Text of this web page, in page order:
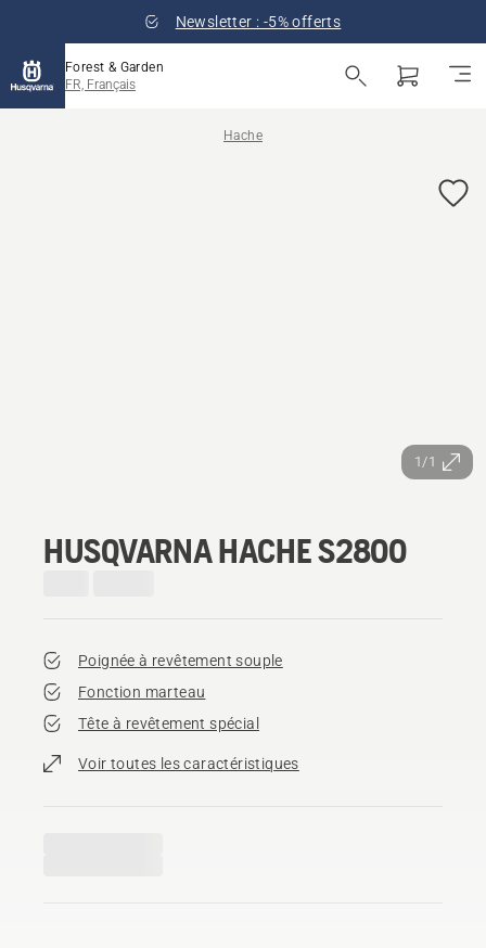
Newsletter : -5% offerts
Forest & Garden
FR, Français
Hache
1/1
HUSQVARNA HACHE S2800
Poignée à revêtement souple
Fonction marteau
Tête à revêtement spécial
Voir toutes les caractéristiques